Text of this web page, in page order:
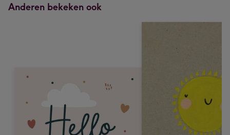
Anderen bekeken ook